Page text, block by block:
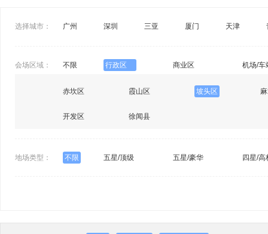
选择城市： 广州 深圳 三亚 厦门 天津
会场区域： 不限 行政区 商业区 机场/车
赤坎区 霞山区 坡头区
开发区 徐闻县
地场类型： 不限 五星/顶级 五星/豪华 四星/高